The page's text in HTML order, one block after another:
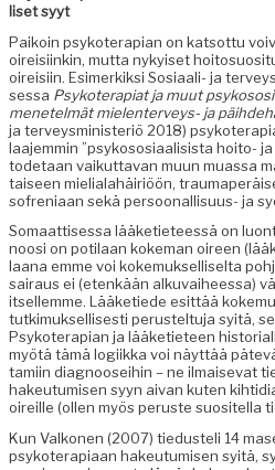
liset syyt
Paikoin psykoter­api­an on kat­sot­tu
oireisi­inkin, mut­ta nykyiset
oireisi­in. Esimerkik­si Sosi­aali- ja
ses­sa Psykoter­api­at ja muut
menetelmät mie­len­ter­veys- ja
ja ter­veysmin­is­ter­iö 2018)
laa­jem­min ”psykososi­aal­i­sista hoito-
tode­taan vaikut­ta­van muun muas­sa
taiseen mielialahäir­iöön,
sofre­ni­aan sekä per­soon­al­lisu­us- ja
Somaat­tises­sa lääketi­eteessä on
noosi on poti­laan koke­man oireen
laana emme voi koke­muk­sel­liselta
sairaus ei (etenkään alku­vai­heessa)
itsellemme. Lääketiede esit­tää
tutkimuk­sel­lis­es­ti perustel­tu­ja syitä,
Psykoter­api­an ja lääketi­eteen
myötä tämä logi­ik­ka voi näyt­tää
tami­in diag­noo­sei­hin – ne ilmai­se­vat
hakeu­tu­misen syyn aivan kuten
oireille (ollen myös peruste suositel­la
Kun Valko­nen (2007) tiedusteli 14
psykoter­api­aan hakeu­tu­misen syitä,